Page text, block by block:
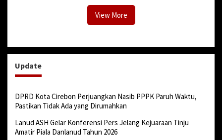
View More
Update
DPRD Kota Cirebon Perjuangkan Nasib PPPK Paruh Waktu,
Pastikan Tidak Ada yang Dirumahkan
Lanud ASH Gelar Konferensi Pers Jelang Kejuaraan Tinju
Amatir Piala Danlanud Tahun 2026